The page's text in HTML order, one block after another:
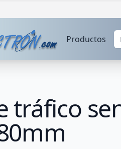
Productos
tráfico